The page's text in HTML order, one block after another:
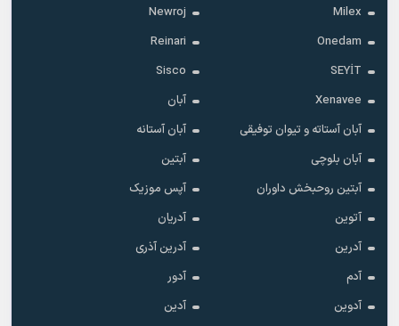
Milex
Newroj
Onedam
Reinari
SEYİT
Sisco
Xenavee
آبان
آبان آستاته و تیوان توفیقی
آبان آستانه
آبان بلوچی
آبتین
آبتین روحبخش داوران
آپس موزیک
آتوین
آدریان
آدرین
آدرین آذری
آدم
آدور
آدوین
آدین